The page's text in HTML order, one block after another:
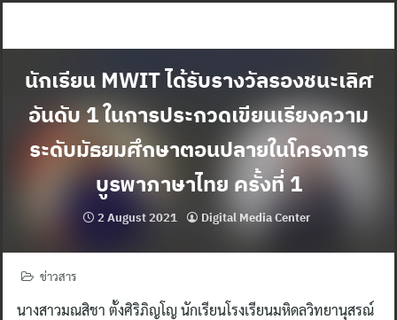
นักเรียน MWIT ได้รับรางวัลรองชนะเลิศ
อันดับ 1 ในการประกวดเขียนเรียงความ
ระดับมัธยมศึกษาตอนปลายในโครงการ
บูรพาภาษาไทย ครั้งที่ 1
2 August 2021 Digital Media Center
ข่าวสาร
นางสาวมณสิชา ตั้งศิริภิญโญ นักเรียนโรงเรียนมหิดลวิทยานุสรณ์